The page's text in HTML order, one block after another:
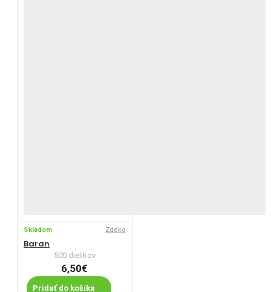
Skladom Zdeko
Baran
500 dielikov
6,50€
Pridať do košíka